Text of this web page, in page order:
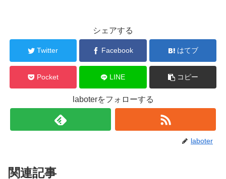
シェアする
Twitter Facebook はてブ
Pocket LINE コピー
laboterをフォローする
laboter
関連記事